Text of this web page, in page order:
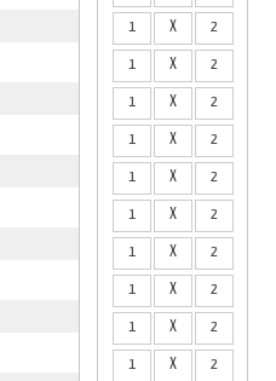
1 X 2
1 X 2
1 X 2
1 X 2
1 X 2
1 X 2
1 X 2
1 X 2
1 X 2
1 X 2